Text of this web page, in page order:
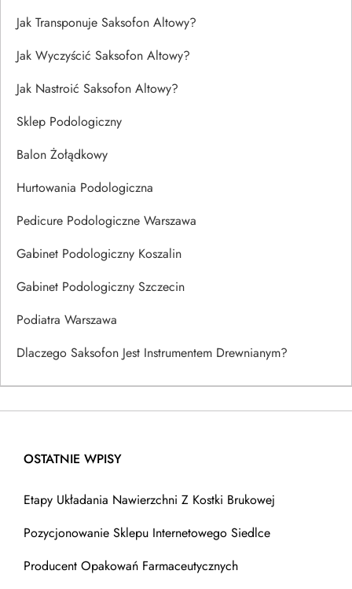
Jak Transponuje Saksofon Altowy?
Jak Wyczyścić Saksofon Altowy?
Jak Nastroić Saksofon Altowy?
Sklep Podologiczny
Balon Żołądkowy
Hurtowania Podologiczna
Pedicure Podologiczne Warszawa
Gabinet Podologiczny Koszalin
Gabinet Podologiczny Szczecin
Podiatra Warszawa
Dlaczego Saksofon Jest Instrumentem Drewnianym?
OSTATNIE WPISY
Etapy Układania Nawierzchni Z Kostki Brukowej
Pozycjonowanie Sklepu Internetowego Siedlce
Producent Opakowań Farmaceutycznych